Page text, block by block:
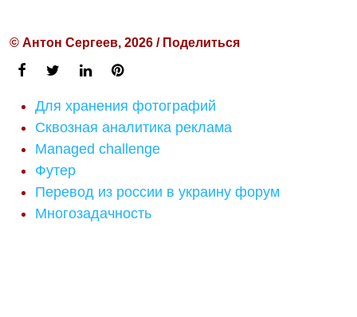
© Антон Сергеев, 2026 / Поделиться
Для хранения фотографий
Сквозная аналитика реклама
Managed challenge
Футер
Перевод из россии в украину форум
Многозадачность